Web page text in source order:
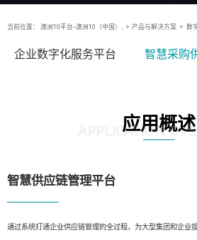
当前位置： 澳洲10平台-澳洲10（中国）, > 产品与解决方案 > 数
企业数字化服务平台 智慧采购
应用概述
APPLICATION
智慧供应链管理平台
通过系统打通企业供应链管理的全过程，为大型集团和企业